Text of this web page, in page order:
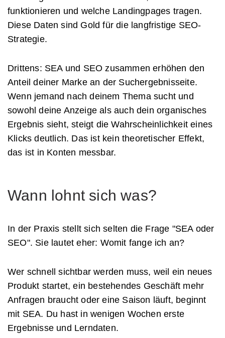
funktionieren und welche Landingpages tragen.
Diese Daten sind Gold für die langfristige SEO-
Strategie.
Drittens: SEA und SEO zusammen erhöhen den
Anteil deiner Marke an der Suchergebnisseite.
Wenn jemand nach deinem Thema sucht und
sowohl deine Anzeige als auch dein organisches
Ergebnis sieht, steigt die Wahrscheinlichkeit eines
Klicks deutlich. Das ist kein theoretischer Effekt,
das ist in Konten messbar.
Wann lohnt sich was?
In der Praxis stellt sich selten die Frage "SEA oder
SEO". Sie lautet eher: Womit fange ich an?
Wer schnell sichtbar werden muss, weil ein neues
Produkt startet, ein bestehendes Geschäft mehr
Anfragen braucht oder eine Saison läuft, beginnt
mit SEA. Du hast in wenigen Wochen erste
Ergebnisse und Lerndaten.